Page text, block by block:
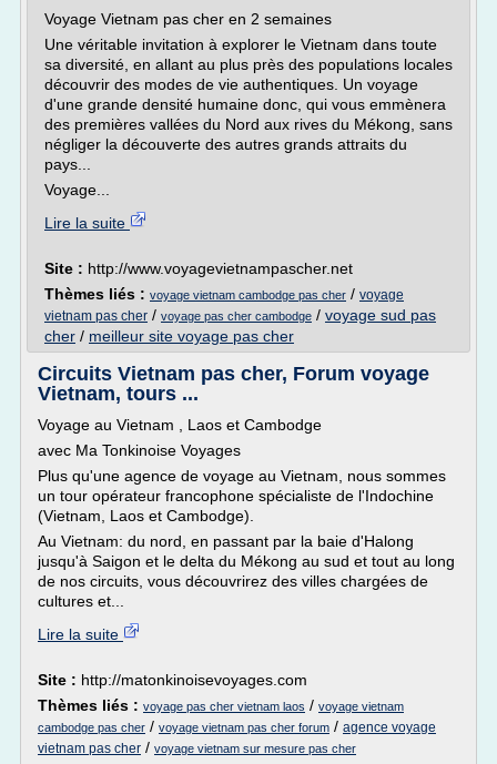
Voyage Vietnam pas cher en 2 semaines
Une véritable invitation à explorer le Vietnam dans toute
sa diversité, en allant au plus près des populations locales
découvrir des modes de vie authentiques. Un voyage
d'une grande densité humaine donc, qui vous emmènera
des premières vallées du Nord aux rives du Mékong, sans
négliger la découverte des autres grands attraits du
pays...
Voyage...
Lire la suite
Site : http://www.voyagevietnampascher.net
Thèmes liés : voyage vietnam cambodge pas cher / voyage
vietnam pas cher / voyage pas cher cambodge / voyage sud pas
cher / meilleur site voyage pas cher
Circuits Vietnam pas cher, Forum voyage
Vietnam, tours ...
Voyage au Vietnam , Laos et Cambodge
avec Ma Tonkinoise Voyages
Plus qu'une agence de voyage au Vietnam, nous sommes
un tour opérateur francophone spécialiste de l'Indochine
(Vietnam, Laos et Cambodge).
Au Vietnam: du nord, en passant par la baie d'Halong
jusqu'à Saigon et le delta du Mékong au sud et tout au long
de nos circuits, vous découvrirez des villes chargées de
cultures et...
Lire la suite
Site : http://matonkinoisevoyages.com
Thèmes liés : voyage pas cher vietnam laos / voyage vietnam
cambodge pas cher / voyage vietnam pas cher forum / agence voyage
vietnam pas cher / voyage vietnam sur mesure pas cher